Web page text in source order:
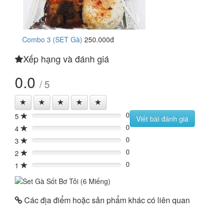
Combo 3 (SET Gà) 250.000đ
Xếp hạng và đánh giá
0.0 / 5
5 0%
0
4
0%
0
3
0%
0
2
0%
0
1
0% 0
Viết bài đánh giá
Các địa điểm hoặc sản phẩm khác có liên quan